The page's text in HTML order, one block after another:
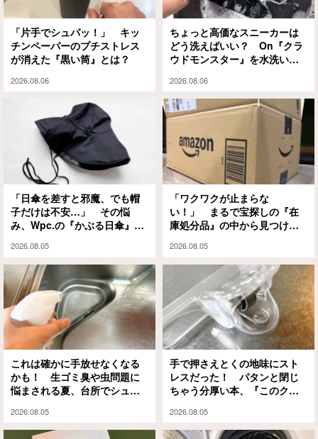
「片手でシュパッ！」 キッ
チンペーパーのプチストレス
が消えた『黒い筒』とは？
2026.08.06
ちょっと高価なスニーカーは
どう洗えばいい？ On『クラ
ウドモンスター』を水洗いと
と…
2026.08.06
「日傘を差すと邪魔、でも帽
子だけは不安…」 その悩
み、Wpc.の『かぶる日傘』が
2026.08.05
「ワクワクが止まらな
い！」 まるで宝探しの『在
庫処分品』の中から見つけた
2026.08.05
これは確かに手放せなくなる
かも！ 生ゴミ臭や虫問題に
悩まされる夏、台所でシュッ
2026.08.05
手で押さえとくの地味にスト
レスだった！ パタンと閉じ
ちゃう分厚い本、『このクリ
2026.08.05